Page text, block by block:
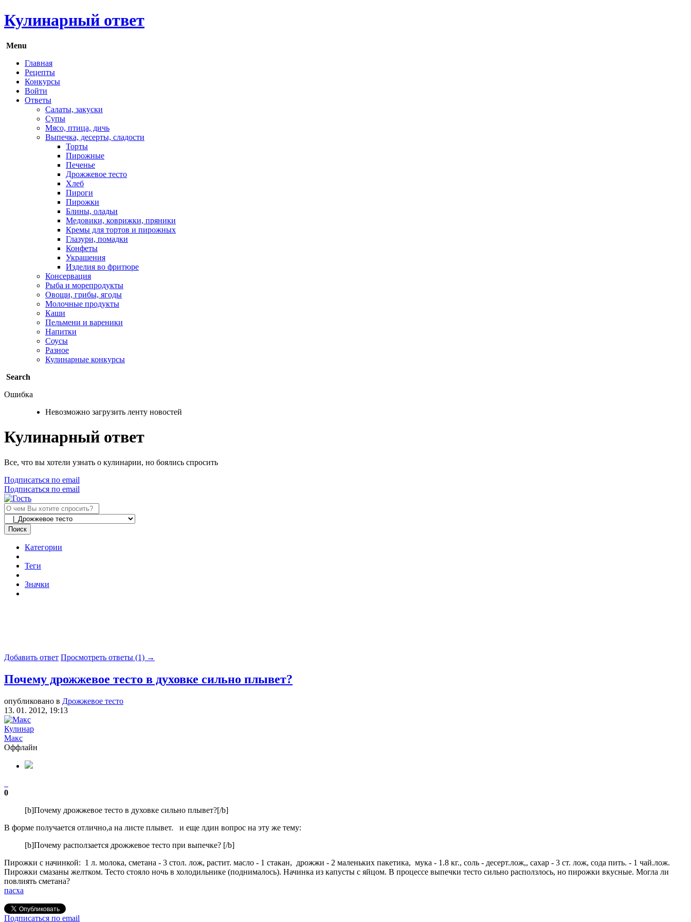
Кулинарный ответ
Menu
Главная
Рецепты
Конкурсы
Войти
Ответы
Салаты, закуски
Супы
Мясо, птица, дичь
Выпечка, десерты, сладости
Торты
Пирожные
Печенье
Дрожжевое тесто
Хлеб
Пироги
Пирожки
Блины, оладьи
Медовики, коврижки, пряники
Кремы для тортов и пирожных
Глазури, помадки
Конфеты
Украшения
Изделия во фритюре
Консервация
Рыба и морепродукты
Овощи, грибы, ягоды
Молочные продукты
Каши
Пельмени и вареники
Напитки
Соусы
Разное
Кулинарные конкурсы
Search
Ошибка
Невозможно загрузить ленту новостей
Кулинарный ответ
Все, что вы хотели узнать о кулинарии, но боялись спросить
Подписаться по email
Подписаться по email
Поиск
Категории
Теги
Значки
Добавить ответ Просмотреть ответы (1) →
Почему дрожжевое тесто в духовке сильно плывет?
опубликовано в Дрожжевое тесто
13. 01. 2012, 19:13
Кулинар
Макс
Оффлайн
0
[b]Почему дрожжевое тесто в духовке сильно плывет?[/b]
В форме получается отлично,а на листе плывет. и еще лдин вопрос на эту же тему:
[b]Почему расползается дрожжевое тесто при выпечке? [/b]
Пирожки с начинкой: 1 л. молока, сметана - 3 стол. лож, растит. масло - 1 стакан, дрожжи - 2 маленьких пакетика, мука - 1.8 кг., соль - десерт.лож,, сахар - 3 ст. лож, сода пить. - 1 чай.лож.
Пирожки смазаны желтком. Тесто стояло ночь в холодильнике (поднималось). Начинка из капусты с яйцом. В процессе выпечки тесто сильно расползлось, но пирожки вкусные. Могла ли
повлиять сметана?
пасха
Подписаться по email